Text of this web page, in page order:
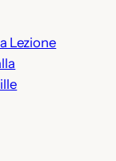
Lezione